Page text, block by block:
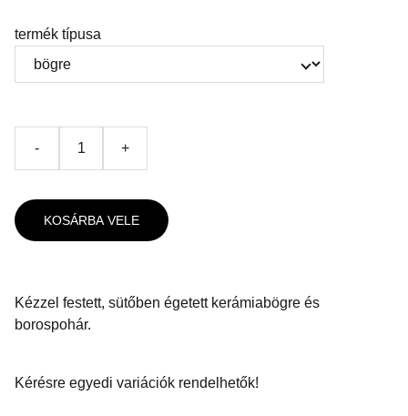
termék típusa
- +
KOSÁRBA VELE
Kézzel festett, sütőben égetett kerámiabögre és
borospohár.
Kérésre egyedi variációk rendelhetők!